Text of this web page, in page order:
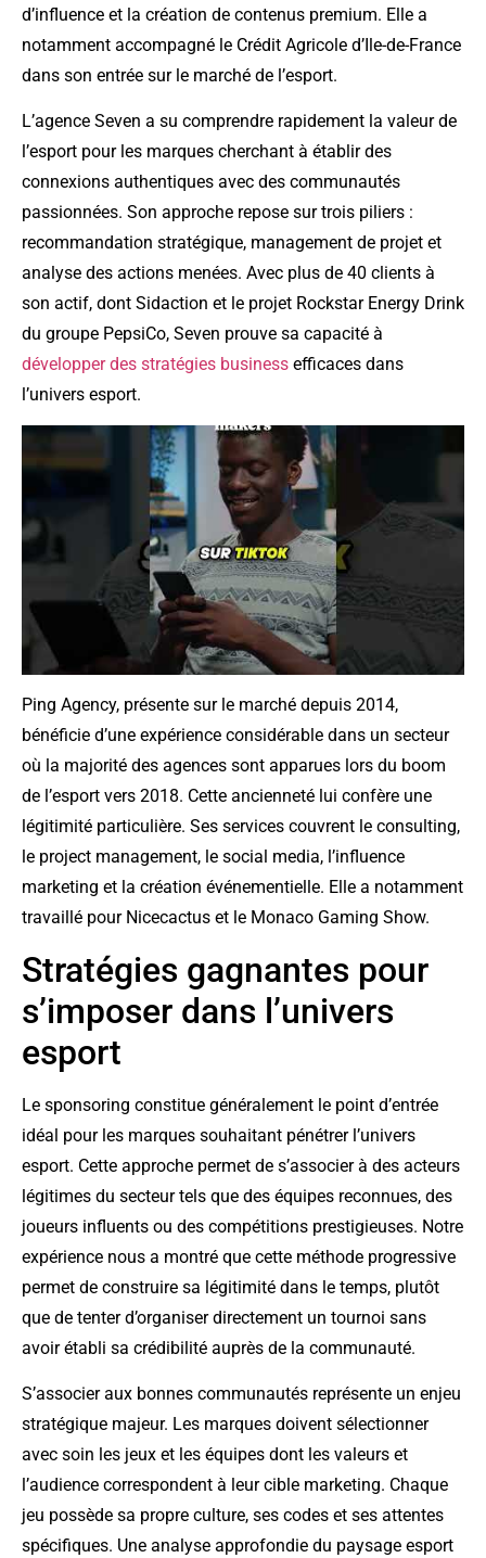
d’influence et la création de contenus premium. Elle a
notamment accompagné le Crédit Agricole d’Ile-de-France
dans son entrée sur le marché de l’esport.
L’agence Seven a su comprendre rapidement la valeur de
l’esport pour les marques cherchant à établir des
connexions authentiques avec des communautés
passionnées. Son approche repose sur trois piliers :
recommandation stratégique, management de projet et
analyse des actions menées. Avec plus de 40 clients à
son actif, dont Sidaction et le projet Rockstar Energy Drink
du groupe PepsiCo, Seven prouve sa capacité à
développer des stratégies business efficaces dans
l’univers esport.
Ping Agency, présente sur le marché depuis 2014,
bénéficie d’une expérience considérable dans un secteur
où la majorité des agences sont apparues lors du boom
de l’esport vers 2018. Cette ancienneté lui confère une
légitimité particulière. Ses services couvrent le consulting,
le project management, le social media, l’influence
marketing et la création événementielle. Elle a notamment
travaillé pour Nicecactus et le Monaco Gaming Show.
Stratégies gagnantes pour
s’imposer dans l’univers
esport
Le sponsoring constitue généralement le point d’entrée
idéal pour les marques souhaitant pénétrer l’univers
esport. Cette approche permet de s’associer à des acteurs
légitimes du secteur tels que des équipes reconnues, des
joueurs influents ou des compétitions prestigieuses. Notre
expérience nous a montré que cette méthode progressive
permet de construire sa légitimité dans le temps, plutôt
que de tenter d’organiser directement un tournoi sans
avoir établi sa crédibilité auprès de la communauté.
S’associer aux bonnes communautés représente un enjeu
stratégique majeur. Les marques doivent sélectionner
avec soin les jeux et les équipes dont les valeurs et
l’audience correspondent à leur cible marketing. Chaque
jeu possède sa propre culture, ses codes et ses attentes
spécifiques. Une analyse approfondie du paysage esport